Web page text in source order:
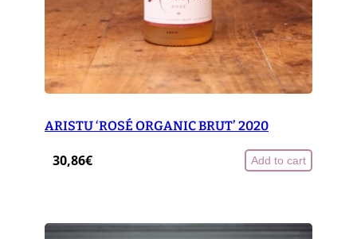
ARISTU ‘ROSÉ ORGANIC BRUT’ 2020
30,86€ Add to cart